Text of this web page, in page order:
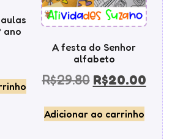
ano
A festa do Senhor
alfabeto
R$29.80 R$20.00
Adicionar ao carrinho